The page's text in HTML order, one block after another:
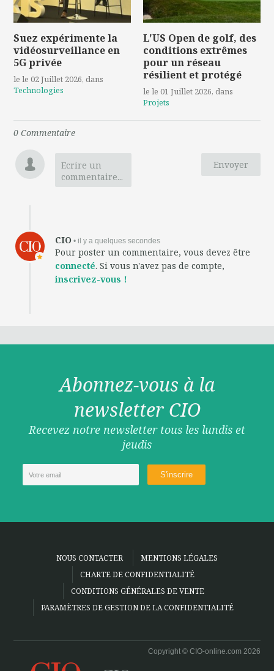
Suez expérimente la
vidéosurveillance en
5G privée
le le 02 Juillet 2026, dans
Technologies
L'US Open de golf, des
conditions extrêmes
pour un réseau
résilient et protégé
le le 01 Juillet 2026, dans
Projets
0 Commentaire
Envoyer
Ecrire un
commentaire...
CIO • il y a quelques secondes
Pour poster un commentaire, vous devez être
connecté. Si vous n'avez pas de compte,
inscrivez-vous !
Abonnez-vous à la
newsletter CIO
Recevez notre newsletter tous les lundis et
jeudis
NOUS CONTACTER
MENTIONS LÉGALES
CHARTE DE CONFIDENTIALITÉ
CONDITIONS GÉNÉRALES DE VENTE
PARAMÈTRES DE GESTION DE LA CONFIDENTIALITÉ
Copyright © CIO-online.com 2026